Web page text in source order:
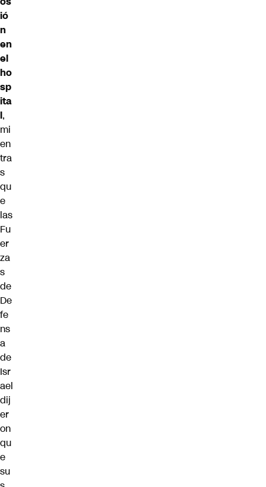
ió
n
en
el
ho
sp
ita
l,
mi
en
tra
s
qu
e
las
Fu
er
za
s
de
De
fe
ns
a
de
Isr
ael
dij
er
on
qu
e
su